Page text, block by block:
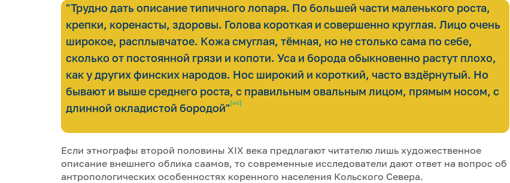
"Трудно дать описание типичного лопаря. По большей части маленького роста,
крепки, коренасты, здоровы. Голова короткая и совершенно круглая. Лицо очень
широкое, расплывчатое. Кожа смуглая, тёмная, но не столько сама по себе,
сколько от постоянной грязи и копоти. Уса и борода обыкновенно растут плохо,
как у других финских народов. Нос широкий и короткий, часто вздёрнутый. Но
бывают и выше среднего роста, с правильным овальным лицом, прямым носом, с
длинной окладистой бородой"[vii]
Если этнографы второй половины XIX века предлагают читателю лишь художественное
описание внешнего облика саамов, то современные исследователи дают ответ на вопрос об
антропологических особенностях коренного населения Кольского Севера.